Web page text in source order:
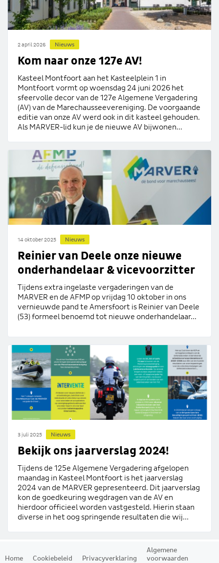
2 april 2026 Nieuws
Kom naar onze 127e AV!
Kasteel Montfoort aan het Kasteelplein 1 in
Montfoort vormt op woensdag 24 juni 2026 het
sfeervolle decor van de 127e Algemene Vergadering
(AV) van de Marechausseevereniging. De voorgaande
editie van onze AV werd ook in dit kasteel gehouden.
Als MARVER-lid kun je de nieuwe AV bijwonen...
14 oktober 2025 Nieuws
Reinier van Deele onze nieuwe
onderhandelaar & vicevoorzitter
Tijdens extra ingelaste vergaderingen van de
MARVER en de AFMP op vrijdag 10 oktober in ons
vernieuwde pand te Amersfoort is Reinier van Deele
(53) formeel benoemd tot nieuwe onderhandelaar...
3 juli 2025 Nieuws
Bekijk ons jaarverslag 2024!
Tijdens de 125e Algemene Vergadering afgelopen
maandag in Kasteel Montfoort is het jaarverslag
2024 van de MARVER gepresenteerd. Dit jaarverslag
kon de goedkeuring wegdragen van de AV en
hierdoor officieel worden vastgesteld. Hierin staan
diverse in het oog springende resultaten die wij...
Home Cookiebeleid Privacyverklaring
Algemene
voorwaarden